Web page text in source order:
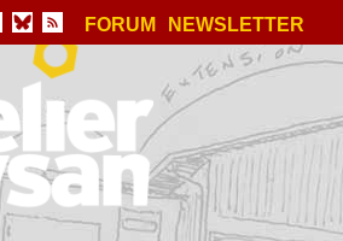
FORUM NEWSLETTER